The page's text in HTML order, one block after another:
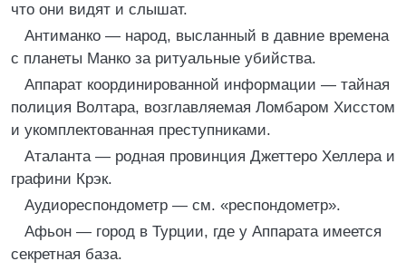
что они видят и слышат.
Антиманко — народ, высланный в давние времена
с планеты Манко за ритуальные убийства.
Аппарат координированной информации — тайная
полиция Волтара, возглавляемая Ломбаром Хисстом
и укомплектованная преступниками.
Аталанта — родная провинция Джеттеро Хеллера и
графини Крэк.
Аудиореспондометр — см. «респондометр».
Афьон — город в Турции, где у Аппарата имеется
секретная база.